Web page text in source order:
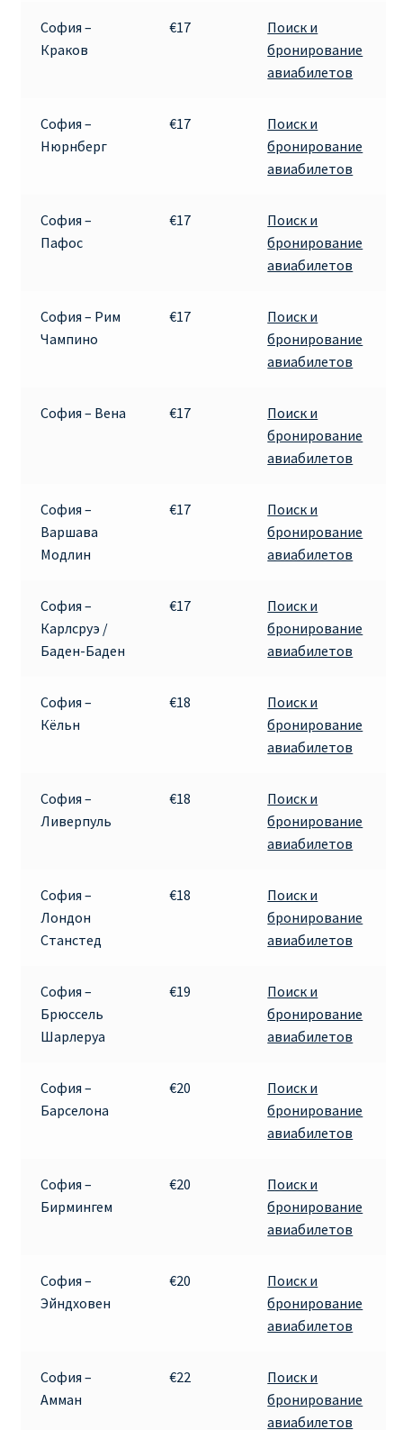
ПРАВИЛА RYANAIR В АЭРОПОРТУ И НА БОРТУ
ПУТЕШЕСТВИЕ С ДЕТЬМИ И МЛАДЕНЦАМИ
РЕЙСАМИ RYANAIR
ПУТЕШЕСТВИЯ РЕЙСАМИ RYANAIR
Информация по бронированию билетов Ryanair
КАК НАЙТИ ДЕШЕВЫЙ БИЛЕТ
КУПИТЬ АВИАБИЛЕТЫ ДЕШЕВО
Париж
ПРАВИЛА РЕГИСТРАЦИИ
ПРИЛОЖЕНИЕ RYANAIR НА РУССКОМ
ПРОВОЗ БАГАЖА RYANAIR – ПРАВИЛА
РАЙАНЭЙР НА РУССКОМ | КНФТФШК
Регистрация ребенка на рейс RYANAIR
Рождественские направления от € 9
Райнэйр на русском
О сайте
София –
Краков
€17
Поиск и
бронирование
авиабилетов
София –
Нюрнберг
€17
Поиск и
бронирование
авиабилетов
София –
Пафос
€17
Поиск и
бронирование
авиабилетов
София – Рим
Чампино
€17
Поиск и
бронирование
авиабилетов
София – Вена €17
Поиск и
бронирование
авиабилетов
София –
Варшава
Модлин
€17
Поиск и
бронирование
авиабилетов
София –
Карлсруэ /
Баден-Баден
€17
Поиск и
бронирование
авиабилетов
София –
Кёльн
€18
Поиск и
бронирование
авиабилетов
София –
Ливерпуль
€18
Поиск и
бронирование
авиабилетов
София –
Лондон
Станстед
€18
Поиск и
бронирование
авиабилетов
София –
Брюссель
Шарлеруа
€19
Поиск и
бронирование
авиабилетов
София –
Барселона
€20
Поиск и
бронирование
авиабилетов
София –
Бирмингем
€20
Поиск и
бронирование
авиабилетов
София –
Эйндховен
€20
Поиск и
бронирование
авиабилетов
София –
Амман
€22
Поиск и
бронирование
авиабилетов